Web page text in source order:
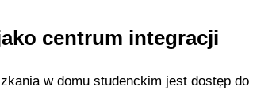
centrum integracji
w domu studenckim jest dostęp